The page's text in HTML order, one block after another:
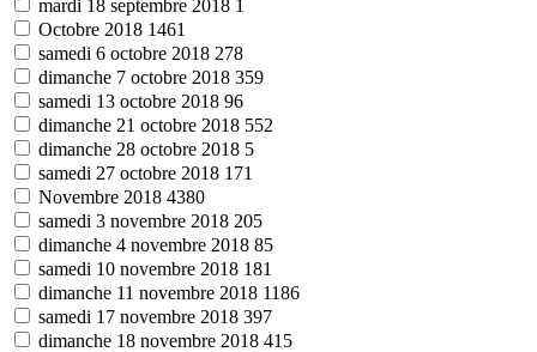
mardi 18 septembre 2018 1
Octobre 2018 1461
samedi 6 octobre 2018 278
dimanche 7 octobre 2018 359
samedi 13 octobre 2018 96
dimanche 21 octobre 2018 552
dimanche 28 octobre 2018 5
samedi 27 octobre 2018 171
Novembre 2018 4380
samedi 3 novembre 2018 205
dimanche 4 novembre 2018 85
samedi 10 novembre 2018 181
dimanche 11 novembre 2018 1186
samedi 17 novembre 2018 397
dimanche 18 novembre 2018 415